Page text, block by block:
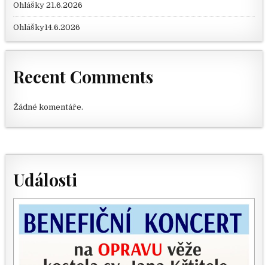
Ohlášky 21.6.2026
Ohlášky14.6.2026
Recent Comments
Žádné komentáře.
Události